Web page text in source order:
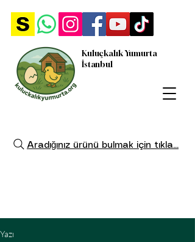
Kuluçkalık Yumurta
İstanbul
Aradığınız ürünü bulmak için tıkla...
Yazı